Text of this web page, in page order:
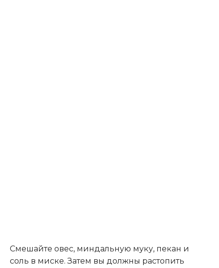
Смешайте овес, миндальную муку, пекан и
соль в миске. Затем вы должны растопить